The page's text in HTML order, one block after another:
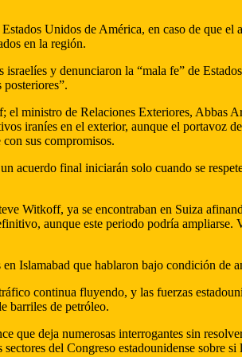
Unidos de América, en caso de que el
en la región.
y denunciaron la “mala fe” de
el ministro de Relaciones Exteriores, Abbas
iraníes en el exterior, aunque el portavoz
sus compromisos.
acuerdo final iniciarán solo cuando se
Witkoff, ya se encontraban en Suiza
aunque este periodo podría ampliarse.
Islamabad que hablaron bajo condición de
continua fluyendo, y las fuerzas
barriles de petróleo.
que deja numerosas interrogantes sin
del Congreso estadounidense sobre si